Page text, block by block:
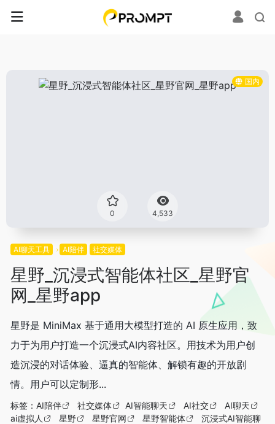
国内
0 4,533
AI聊天工具 AI陪伴 社交媒体
星野_沉浸式智能体社区_星野官
网_星野app
星野是 MiniMax 基于通用大模型打造的 AI 原生应用，致
力于为用户打造一个沉浸式AI内容社区。用技术为用户创
造沉浸的对话体验、逼真的智能体、解锁有趣的开放剧
情。用户可以定制形...
标签： AI陪伴 社交媒体 AI智能聊天 AI社交
AI聊天
ai虚拟人
星野 星野官网 星野智能体
沉浸式AI智能聊